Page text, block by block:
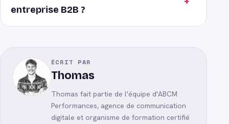
entreprise B2B ?
ÉCRIT PAR
Thomas
Thomas fait partie de l'équipe d'ABCM
Performances, agence de communication
digitale et organisme de formation certifié